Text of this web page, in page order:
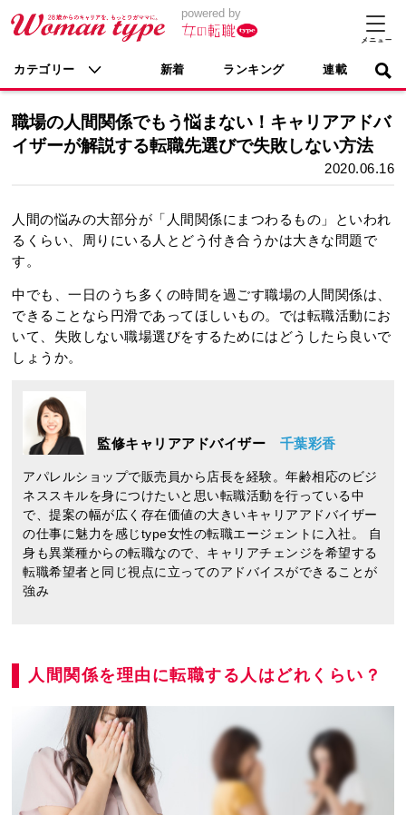
powered by
カテゴリー 新着 ランキング 連載
職場の人間関係でもう悩まない！キャリアアドバ
イザーが解説する転職先選びで失敗しない方法
2020.06.16
人間の悩みの大部分が「人間関係にまつわるもの」といわれ
るくらい、周りにいる人とどう付き合うかは大きな問題で
す。
中でも、一日のうち多くの時間を過ごす職場の人間関係は、
できることなら円滑であってほしいもの。では転職活動にお
いて、失敗しない職場選びをするためにはどうしたら良いで
しょうか。
監修キャリアアドバイザー 千葉彩香
アパレルショップで販売員から店長を経験。年齢相応のビジ
ネススキルを身につけたいと思い転職活動を行っている中
で、提案の幅が広く存在価値の大きいキャリアアドバイザー
の仕事に魅力を感じtype女性の転職エージェントに入社。 自
身も異業種からの転職なので、キャリアチェンジを希望する
転職希望者と同じ視点に立ってのアドバイスができることが
強み
人間関係を理由に転職する人はどれくらい？